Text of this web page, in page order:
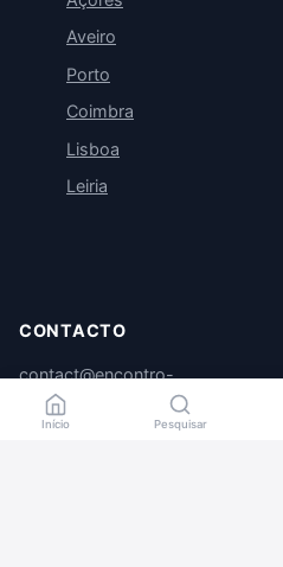
Início Pesquisar
Aveiro
Porto
Coimbra
Lisboa
Leiria
CONTACTO
contact@encontro-
trans.com